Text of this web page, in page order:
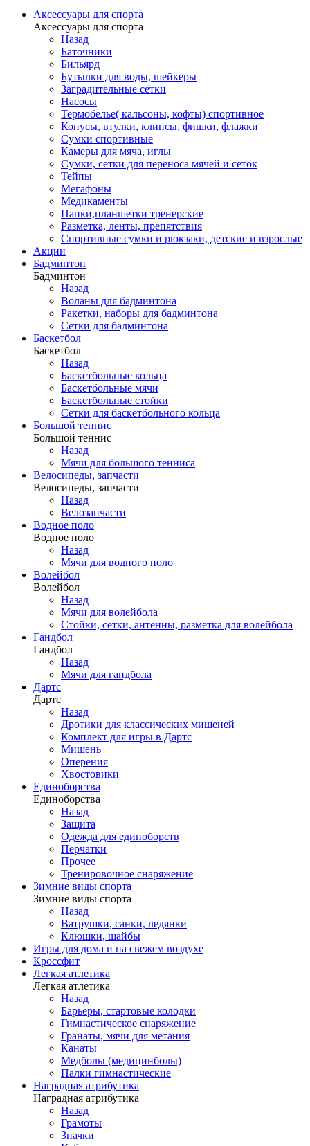
Аксессуары для спорта
Аксессуары для спорта
Назад
Баточники
Бильярд
Бутылки для воды, шейкеры
Заградительные сетки
Насосы
Термобелье( кальсоны, кофты) спортивное
Конусы, втулки, клипсы, фишки, флажки
Сумки спортивные
Камеры для мяча, иглы
Сумки, сетки для переноса мячей и сеток
Тейпы
Мегафоны
Медикаменты
Папки,планшетки тренерские
Разметка, ленты, препятствия
Спортивные сумки и рюкзаки, детские и взрослые
Акции
Бадминтон
Бадминтон
Назад
Воланы для бадминтона
Ракетки, наборы для бадминтона
Сетки для бадминтона
Баскетбол
Баскетбол
Назад
Баскетбольные кольца
Баскетбольные мячи
Баскетбольные стойки
Сетки для баскетбольного кольца
Большой теннис
Большой теннис
Назад
Мячи для большого тенниса
Велосипеды, запчасти
Велосипеды, запчасти
Назад
Велозапчасти
Водное поло
Водное поло
Назад
Мячи для водного поло
Волейбол
Волейбол
Назад
Мячи для волейбола
Стойки, сетки, антенны, разметка для волейбола
Гандбол
Гандбол
Назад
Мячи для гандбола
Дартс
Дартс
Назад
Дротики для классических мишеней
Комплект для игры в Дартс
Мишень
Оперения
Хвостовики
Единоборства
Единоборства
Назад
Защита
Одежда для единоборств
Перчатки
Прочее
Тренировочное снаряжение
Зимние виды спорта
Зимние виды спорта
Назад
Ватрушки, санки, ледянки
Клюшки, шайбы
Игры для дома и на свежем воздухе
Кроссфит
Легкая атлетика
Легкая атлетика
Назад
Барьеры, стартовые колодки
Гимнастическое снаряжение
Гранаты, мячи для метания
Канаты
Медболы (медицинболы)
Палки гимнастические
Наградная атрибутика
Наградная атрибутика
Назад
Грамоты
Значки